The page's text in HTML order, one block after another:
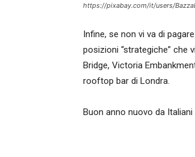
https://pixabay.com/it/users/
Infine, se non vi va di
posizioni “strategiche” che
Bridge, Victoria
rooftop bar di Londra.
Buon anno nuovo da Italiani